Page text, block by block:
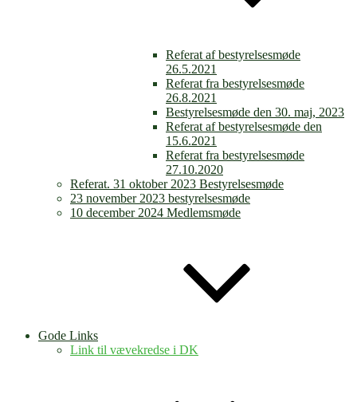
Referat af bestyrelsesmøde
26.5.2021
Referat fra bestyrelsesmøde
26.8.2021
Bestyrelsesmøde den 30. maj, 2023
Referat af bestyrelsesmøde den
15.6.2021
Referat fra bestyrelsesmøde
27.10.2020
Referat. 31 oktober 2023 Bestyrelsesmøde
23 november 2023 bestyrelsesmøde
10 december 2024 Medlemsmøde
Gode Links
Link til vævekredse i DK